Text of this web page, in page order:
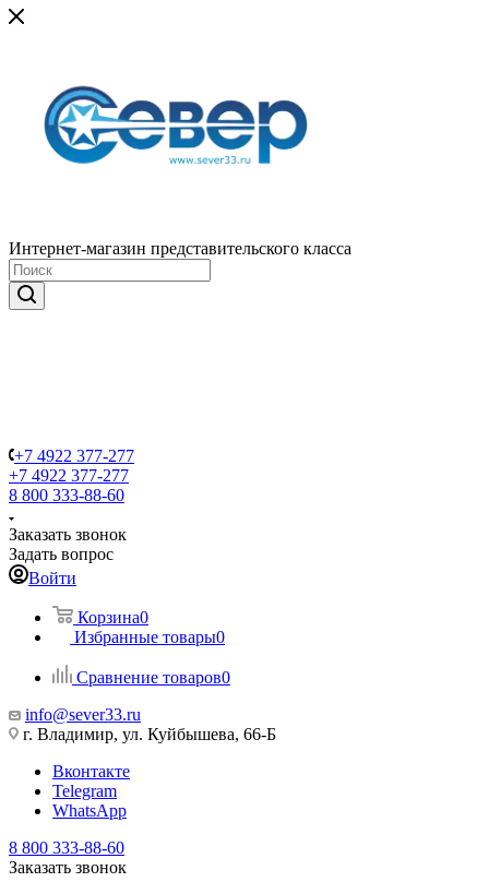
Интернет-магазин представительского класса
+7 4922 377-277
+7 4922 377-277
8 800 333-88-60
Заказать звонок
Задать вопрос
Войти
Корзина0
Избранные товары0
Сравнение товаров0
info@sever33.ru
г. Владимир, ул. Куйбышева, 66-Б
Вконтакте
Telegram
WhatsApp
8 800 333-88-60
Заказать звонок